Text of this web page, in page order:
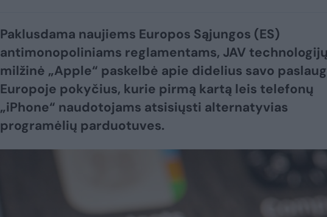
Paklusdama naujiems Europos Sąjungos (ES)
antimonopoliniams reglamentams, JAV technologijų
milžinė „Apple“ paskelbė apie didelius savo
Europoje pokyčius, kurie pirmą kartą leis telefonų
„iPhone“ naudotojams atsisiųsti alternatyvias
programėlių parduotuves.